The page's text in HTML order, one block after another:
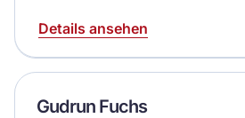
Details ansehen
Gudrun Fuchs